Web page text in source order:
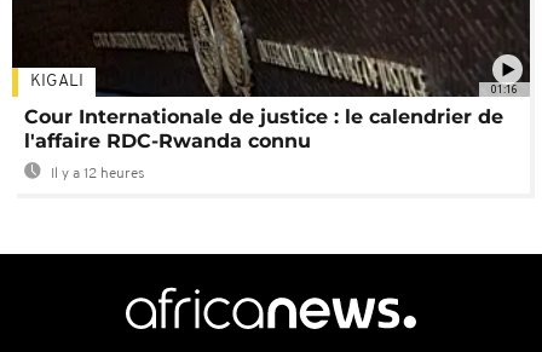
01:16
KIGALI
Cour Internationale de justice : le calendrier de
l'affaire RDC-Rwanda connu
Il y a 12 heures